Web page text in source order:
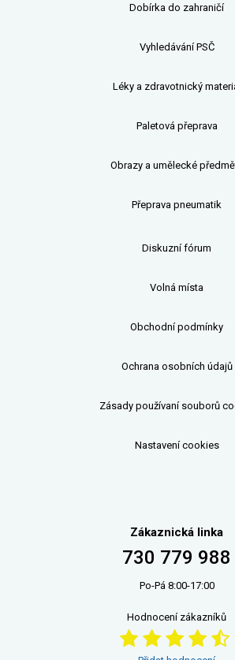
Dobírka do zahraničí
Vyhledávání PSČ
Léky a zdravotnický
Paletová přeprava
Obrazy a umělecké
Přeprava pneumatik
Diskuzní fórum
Volná místa
Obchodní podmínky
Ochrana osobních údajů
Zásady používaní souborů
Nastavení cookies
Zákaznická linka
730 779 988
Po-Pá 8:00-17:00
Hodnocení zákazníků